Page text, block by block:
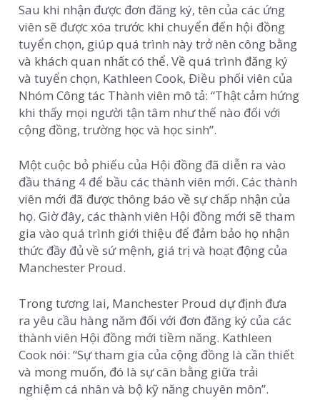
Sau khi nhận được đơn đăng ký, tên của các ứng
viên sẽ được xóa trước khi chuyển đến hội đồng
tuyển chọn, giúp quá trình này trở nên công bằng
và khách quan nhất có thể. Về quá trình đăng ký
và tuyển chọn, Kathleen Cook, Điều phối viên của
Nhóm Công tác Thành viên mô tả: “Thật cảm hứng
khi thấy mọi người tận tâm như thế nào đối với
cộng đồng, trường học và học sinh”.
Một cuộc bỏ phiếu của Hội đồng đã diễn ra vào
đầu tháng 4 để bầu các thành viên mới. Các thành
viên mới đã được thông báo về sự chấp nhận của
họ. Giờ đây, các thành viên Hội đồng mới sẽ tham
gia vào quá trình giới thiệu để đảm bảo họ nhận
thức đầy đủ về sứ mệnh, giá trị và hoạt động của
Manchester Proud.
Trong tương lai, Manchester Proud dự định đưa
ra yêu cầu hàng năm đối với đơn đăng ký của các
thành viên Hội đồng mới tiềm năng. Kathleen
Cook nói: “Sự tham gia của cộng đồng là cần thiết
và mong muốn, đó là sự cân bằng giữa trải
nghiệm cá nhân và bộ kỹ năng chuyên môn”.